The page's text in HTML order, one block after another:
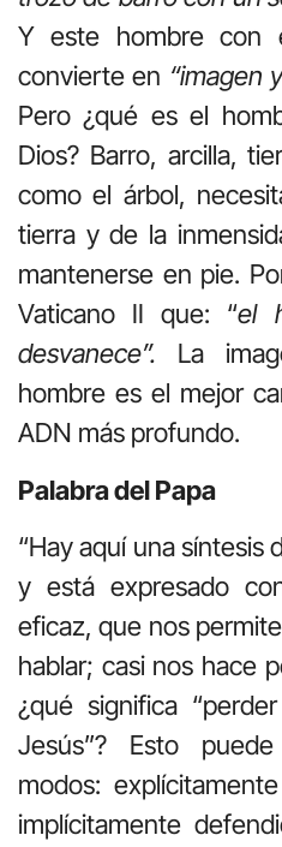
Y este hombre con
convierte en “imagen
Pero ¿qué es el
Dios? Barro, arcilla,
como el árbol,
tierra y de la
mantenerse en pie.
Vaticano II que: “el
desvanece”. La
hombre es el mejor
ADN más profundo.
Palabra del Papa
“Hay aquí una síntesis
y está expresado
eficaz, que nos
hablar; casi nos hace
¿qué significa
Jesús”? Esto
modos:
implícitamente